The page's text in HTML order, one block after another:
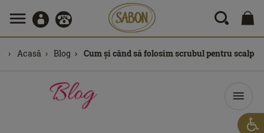
Acasă Blog Cum și când să folosim scrubul pentru scalp